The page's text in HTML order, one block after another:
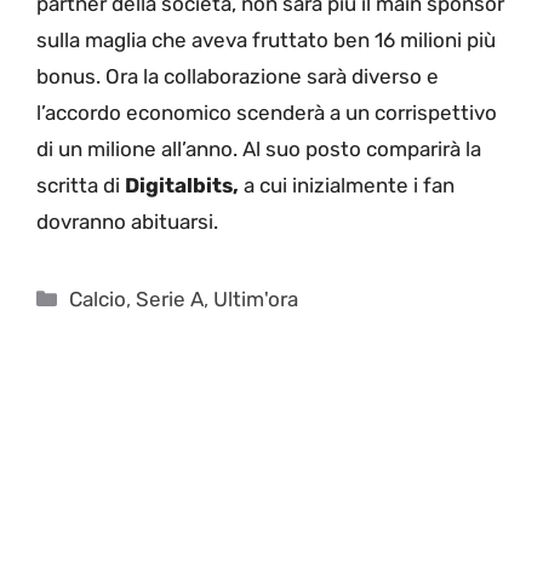
sulla maglia che aveva fruttato ben 16 milioni più
bonus. Ora la collaborazione sarà diverso e
l’accordo economico scenderà a un corrispettivo
di un milione all’anno. Al suo posto comparirà la
scritta di Digitalbits, a cui inizialmente i fan
dovranno abituarsi.
Categorie
Calcio,Serie A, Ultim'ora